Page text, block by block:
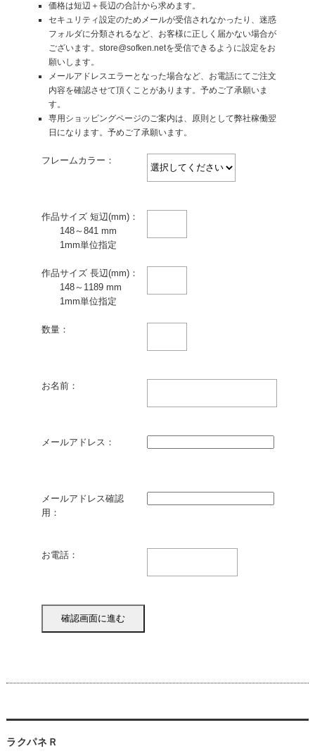
価格は短辺＋長辺の合計から求めます。
セキュリティ設定のためメールが受信されなかったり、迷惑
フォルダに分類されるなど、お客様に正しく届かない場合が
ございます。store@sofken.netを受信できるように設定をお
願いします。
メールアドレスエラーとなった場合など、お電話にてご注文
内容を確認させて頂くことがあります。予めご了承願いま
す。
専用ショッピングページのご案内は、原則として弊社稼働翌
日になります。予めご了承願います。
フレームカラー：
作品サイズ 短辺(mm)：
148～841 mm
1mm単位指定
作品サイズ 長辺(mm)：
148～1189 mm
1mm単位指定
数量：
お名前：
メールアドレス：
メールアドレス確認
用：
お電話：
ラクパネＲ